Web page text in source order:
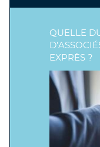
QUELLE
EXPRÈS ?